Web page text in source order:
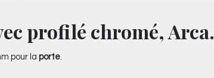
profilé chromé, Arca.
pour la porte